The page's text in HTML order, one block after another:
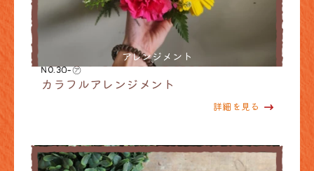
アレンジメント
NO.30-㋐
カラフルアレンジメント
詳細を見る